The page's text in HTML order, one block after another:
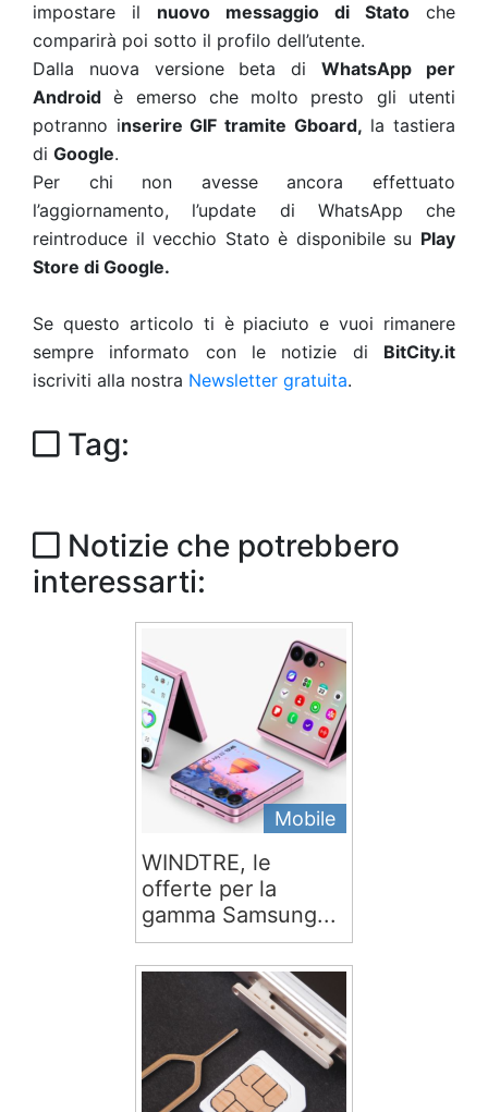
impostare il nuovo messaggio di Stato che
comparirà poi sotto il profilo dell’utente.
Dalla nuova versione beta diWhatsApp per
Android è emerso che molto presto gli utenti
potranno inserire GIF tramite Gboard, la tastiera
di Google.
Per chi non avesse ancora effettuato
l’aggiornamento, l’update di WhatsApp che
reintroduce il vecchio Stato è disponibile su Play
Store di Google.
Se questo articolo ti è piaciuto e vuoi rimanere
sempre informato con le notizie di BitCity.it
iscriviti alla nostra Newsletter gratuita.
Tag:
Notizie che potrebbero
interessarti:
Mobile
WINDTRE, le
offerte per la
gamma Samsung...